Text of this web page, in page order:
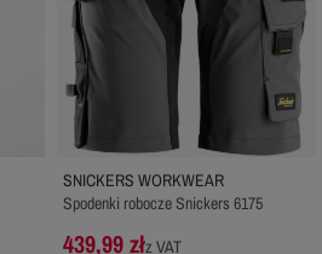
SNICKERS WORKWEAR
Spodenki robocze Snickers 6175
439,99 złz VAT